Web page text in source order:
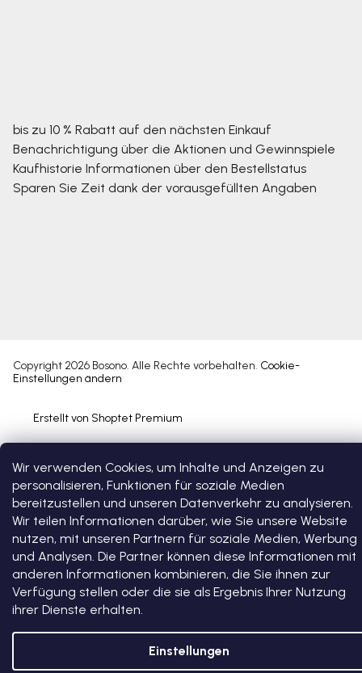
Wir verwenden Cookies, um Inhalte und Anzeigen zu
personalisieren, Funktionen für soziale Medien
bereitzustellen und unseren Datenverkehr zu analysieren.
Wir teilen Informationen darüber, wie Sie unsere Website
nutzen, mit unseren Partnern für soziale Medien, Werbung
und Analysen. Die Partner können diese Informationen mit
anderen Informationen kombinieren, die Sie ihnen zur
Verfügung stellen oder die sie als Ergebnis Ihrer Nutzung
ihrer Dienste erhalten.
Einstellungen
bis zu 10 % Rabatt auf den nächsten Einkauf
Benachrichtigung über die Aktionen und Gewinnspiele
Kaufhistorie Informationen über den Bestellstatus
Sparen Sie Zeit dank der vorausgefüllten Angaben
Erstellt von Shoptet Premium
Copyright 2026 Bosono. Alle Rechte vorbehalten. Cookie-
Einstellungen ändern